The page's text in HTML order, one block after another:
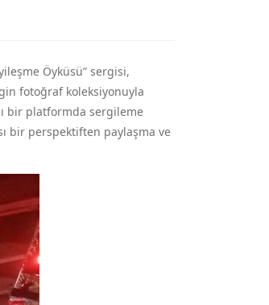
Öyküsü” sergisi,
fotoğraf koleksiyonuyla
bir platformda sergileme
bir perspektiften paylaşma ve